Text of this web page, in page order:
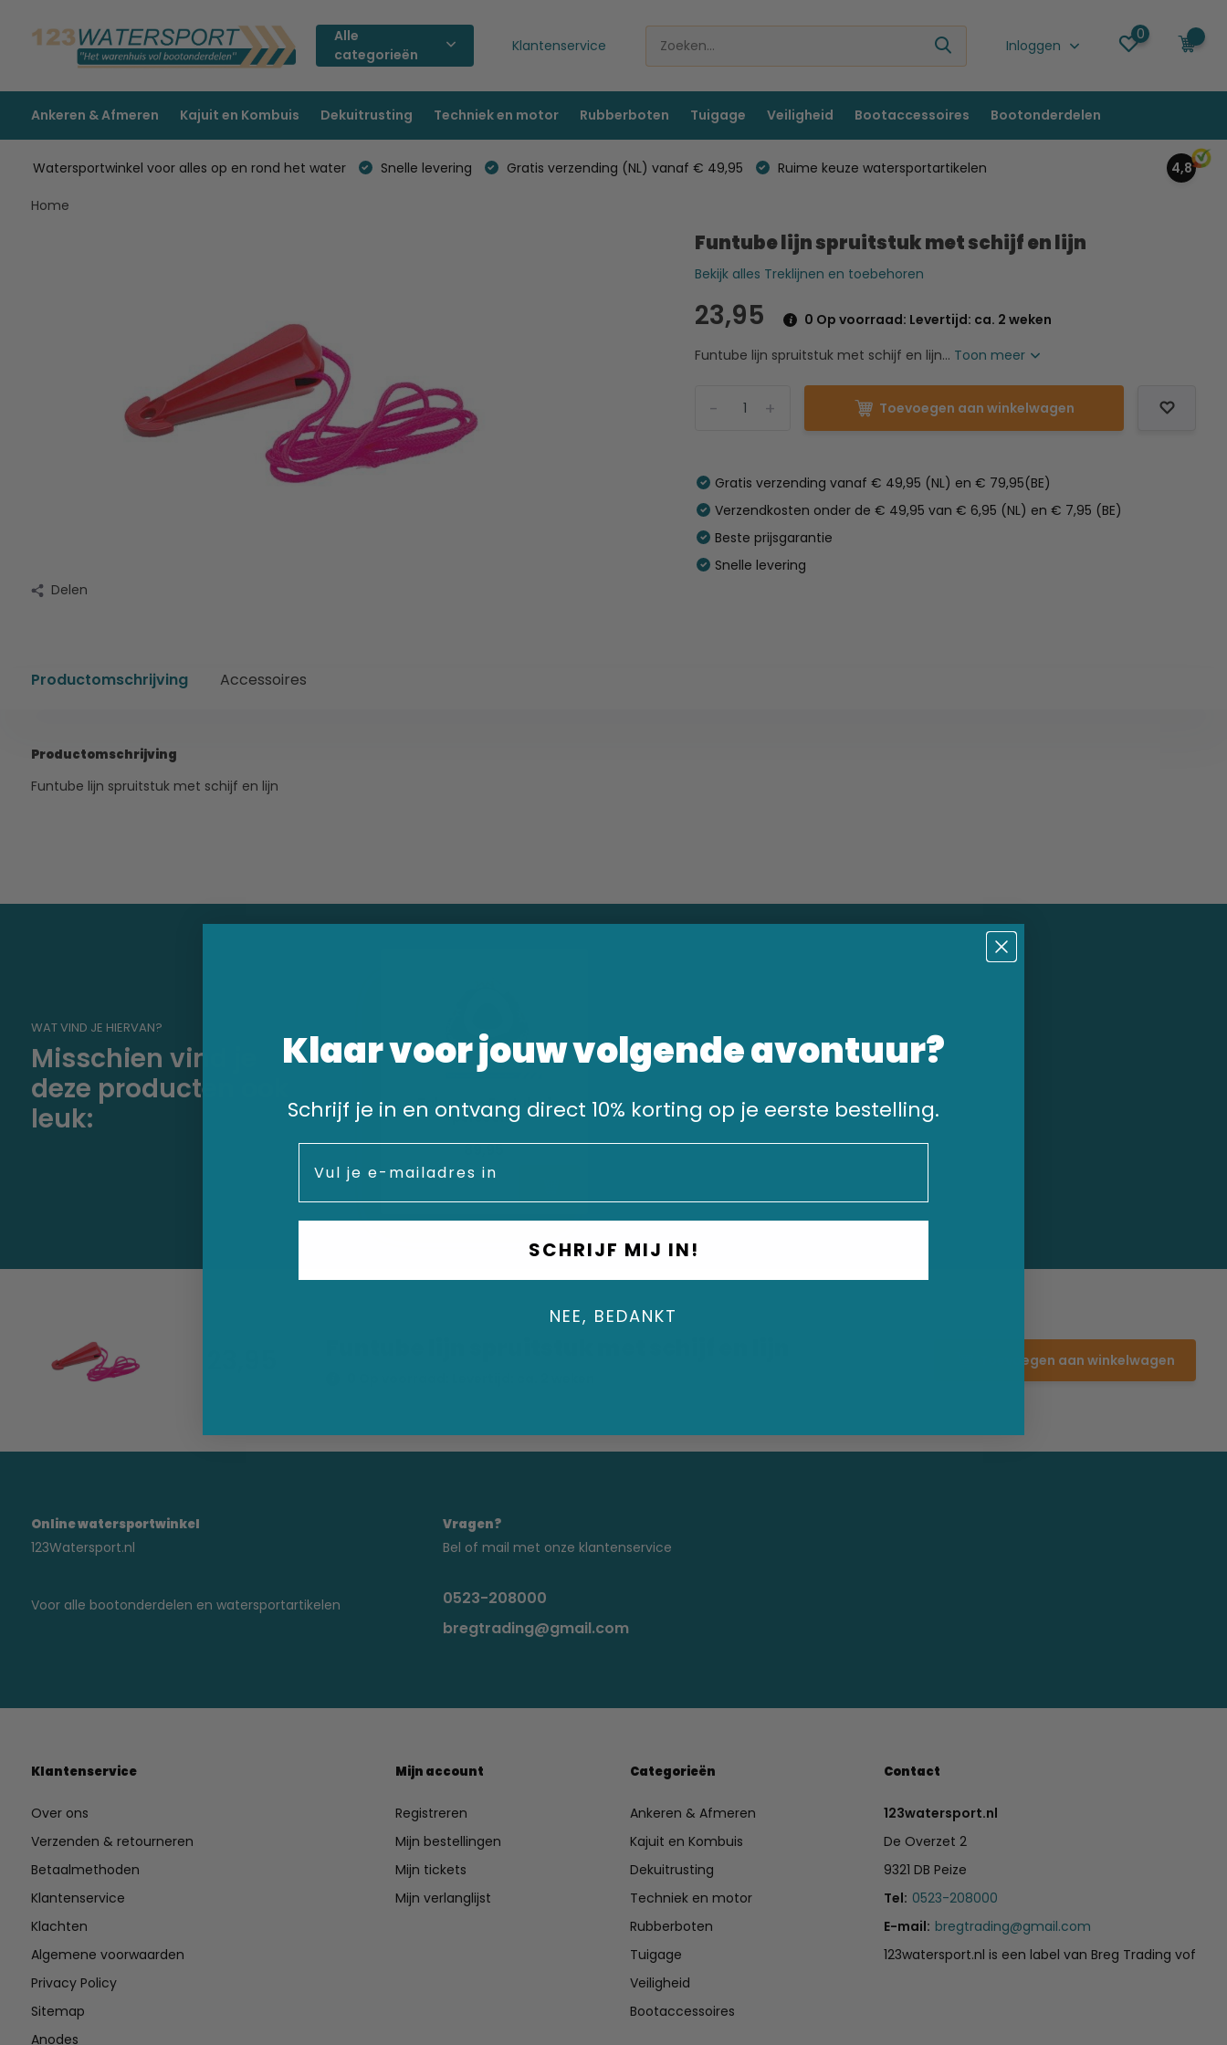
Alle
categorieën
Klantenservice Inloggen
0
Ankeren & Afmeren Kajuit en Kombuis Dekuitrusting Techniek en motor Rubberboten Tuigage Veiligheid Bootaccessoires Bootonderdelen
Watersportwinkel voor alles op en rond het water Snelle levering Gratis verzending (NL) vanaf € 49,95 Ruime keuze watersportartikelen 4,8
Home
Delen
Funtube lijn spruitstuk met schijf en lijn
Bekijk alles Treklijnen en toebehoren
23,95
0 Op voorraad: Levertijd: ca. 2 weken
Funtube lijn spruitstuk met schijf en lijn... Toon meer
+
- Toevoegen aan winkelwagen
Gratis verzending vanaf € 49,95 (NL) en € 79,95(BE)
Verzendkosten onder de € 49,95 van € 6,95 (NL) en € 7,95 (BE)
Beste prijsgarantie
Snelle levering
Productomschrijving Accessoires
Productomschrijving
Funtube lijn spruitstuk met schijf en lijn
WAT VIND JE HIERVAN?
Misschien vind je
deze producten ook
leuk:
Talamex - Funtube 1
persoons
89,95
Toevoegen aan winkelwagen
Online watersportwinkel
123Watersport.nl
Voor alle bootonderdelen en watersportartikelen
Vragen?
Bel of mail met onze klantenservice
0523-208000
bregtrading@gmail.com
Klantenservice
Over ons
Verzenden & retourneren
Betaalmethoden
Klantenservice
Klachten
Algemene voorwaarden
Privacy Policy
Sitemap
Anodes
Mijn account
Registreren
Mijn bestellingen
Mijn tickets
Mijn verlanglijst
Categorieën
Ankeren & Afmeren
Kajuit en Kombuis
Dekuitrusting
Techniek en motor
Rubberboten
Tuigage
Veiligheid
Bootaccessoires
Contact
123watersport.nl
De Overzet 2
9321 DB Peize
Tel: 0523-208000
E-mail: bregtrading@gmail.com
123watersport.nl is een label van Breg Trading vof
Klaar voor jouw volgende avontuur?
Schrijf je in en ontvang direct 10% korting op je eerste bestelling.
SCHRIJF MIJ IN!
NEE, BEDANKT